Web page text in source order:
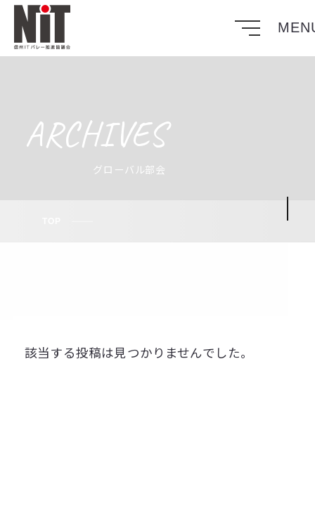
ARCHIVES
該当する投稿は見つかりませんでした。